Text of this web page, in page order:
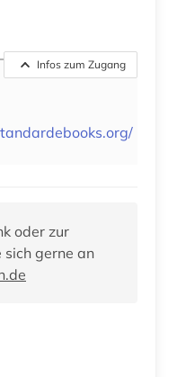
Infos zum Zugang
oder zur
sich gerne an